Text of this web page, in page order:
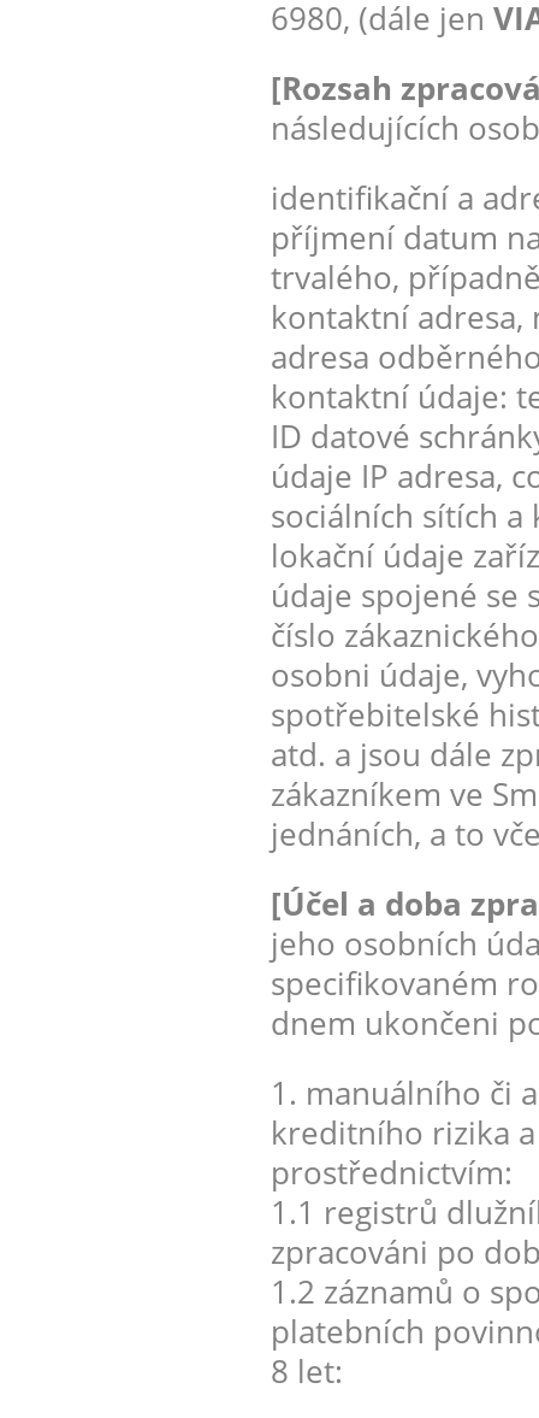
6980, (dále jen
[Rozsah
následujících
identifikační a
příjmení datum
trvalého,
kontaktní adresa,
adresa
kontaktní údaje:
ID datové
údaje IP adresa,
sociálních sítích
lokační údaje
údaje spojené se
číslo
osobni údaje,
spotřebitelské
atd. a jsou dále
zákazníkem ve
jednáních, a to
[Účel a doba
jeho osobních
specifikovaném
dnem ukončeni
1. manuálního či
kreditního rizika
prostřednictvím:
1.1 registrů
zpracováni po
1.2 záznamů o
platebních
8 let: